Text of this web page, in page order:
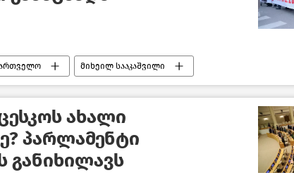
მიხეილ სააკაშვილი
ახალი
პარლამენტი
განიხილავს